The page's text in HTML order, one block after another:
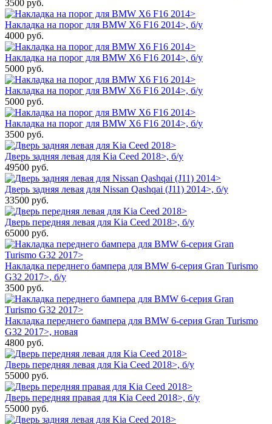
3500 руб.
Накладка на порог для BMW X6 F16 2014>, б/у
4000 руб.
Накладка на порог для BMW X6 F16 2014>, б/у
5000 руб.
Накладка на порог для BMW X6 F16 2014>, б/у
5000 руб.
Накладка на порог для BMW X6 F16 2014>, б/у
3500 руб.
Дверь задняя левая для Kia Ceed 2018>, б/у
49500 руб.
Дверь задняя левая для Nissan Qashqai (J11) 2014>, б/у
33500 руб.
Дверь передняя левая для Kia Ceed 2018>, б/у
65000 руб.
Накладка переднего бампера для BMW 6-серия Gran Turismo
G32 2017>, б/у
3500 руб.
Накладка переднего бампера для BMW 6-серия Gran Turismo
G32 2017>, новая
4800 руб.
Дверь передняя левая для Kia Ceed 2018>, б/у
55000 руб.
Дверь передняя правая для Kia Ceed 2018>, б/у
55000 руб.